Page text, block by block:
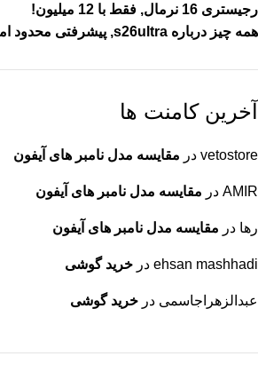
رجیستری 16 نرمال, فقط با 12 میلیون!
همه چیز درباره s26ultra, پیشرفتی محدود اما قابل توجه
آخرین کامنت ها
vetostore در مقایسه مدل نامبر های آیفون
AMIR در مقایسه مدل نامبر های آیفون
رها در مقایسه مدل نامبر های آیفون
ehsan mashhadi در خرید گوشی
عبدالزهراجاسمی در خرید گوشی